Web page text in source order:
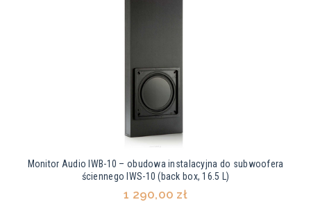
Monitor Audio IWB-10 – obudowa instalacyjna do subwoofera
ściennego IWS-10 (back box, 16.5 L)
1 290,00 zł